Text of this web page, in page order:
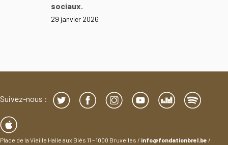
sociaux.
29 janvier 2026
Suivez-nous :
Place de la Vieille Halle aux Blés 11 – 1000 Bruxelles / info@fondationbrel.be /